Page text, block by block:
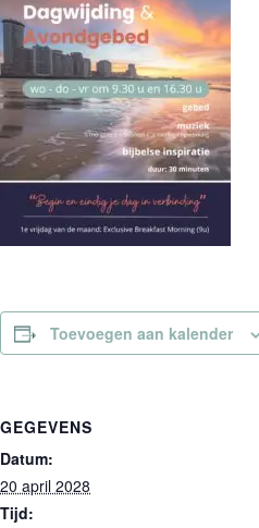
Toevoegen aan kalender
GEGEVENS
Datum:
20 april 2028
Tijd: